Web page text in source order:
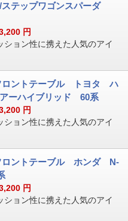
ステップワゴンスパーダ
円
ション性に携えた人気のアイ
ントテーブル トヨタ ハ
ーハイブリッド 60系
円
ション性に携えた人気のアイ
ントテーブル ホンダ N-
円
ション性に携えた人気のアイ